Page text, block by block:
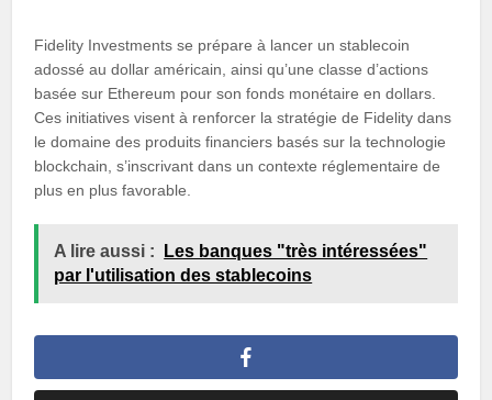
Fidelity Investments se prépare à lancer un stablecoin
adossé au dollar américain, ainsi qu’une classe d’actions
basée sur Ethereum pour son fonds monétaire en dollars.
Ces initiatives visent à renforcer la stratégie de Fidelity dans
le domaine des produits financiers basés sur la technologie
blockchain, s’inscrivant dans un contexte réglementaire de
plus en plus favorable.
A lire aussi :
Les banques "très intéressées"
par l'utilisation des stablecoins